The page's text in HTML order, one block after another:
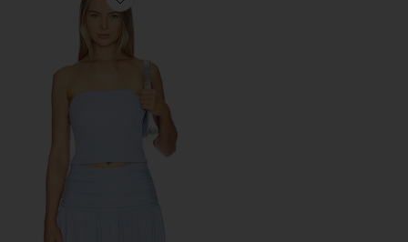
Favorite LUNA トップ